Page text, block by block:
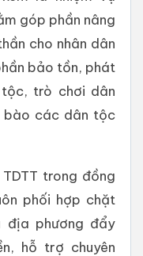
góp phần nâng
cho nhân dân
bảo tồn, phát
trò chơi dân
bào các dân tộc
trong đồng
phối hợp chặt
địa phương đẩy
hỗ trợ chuyên